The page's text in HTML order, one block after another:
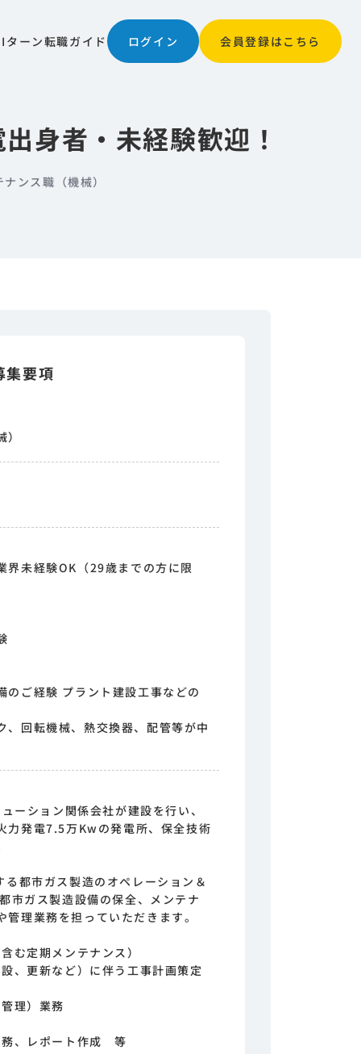
身者・未経験歓迎！
ンス職（機械）
ターン転職ガイド ログイン 会員登録はこちら
集要項
界未経験OK（29歳までの方に限
のご経験 プラント建設工事などの
回転機械、熱交換器、配管等が中
ーション関係会社が建設を行い、
力発電7.5万Kwの発電所、保全技術
都市ガス製造のオペレーション＆
市ガス製造設備の保全、メンテナ
理業務を担っていただきます。
む定期メンテナンス）
、更新など）に伴う工事計画策定
理）業務
、レポート作成 等